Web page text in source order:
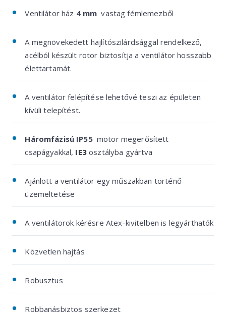
Ventilátor ház 4 mm vastag fémlemezből
A megnövekedett hajlítószilárdsággal rendelkező,
acélból készült rotor biztosítja a ventilátor hosszabb
élettartamát.
A ventilátor felépítése lehetővé teszi az épületen
kívüli telepítést.
Háromfázisú IP55 motor megerősített
csapágyakkal, IE3osztályba gyártva
Ajánlott a ventilátor egy műszakban történő
üzemeltetése
A ventilátorok kérésre Atex-kivitelben is legyárthatók
Közvetlen hajtás
Robusztus
Robbanásbiztos szerkezet